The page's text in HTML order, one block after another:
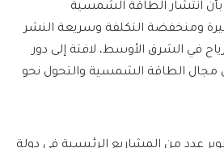
انتشار الطاقة الشمسية
ومنخفضة التكلفة وسريعة النشر
في الشرق الأوسط، لافتة إلى دور
مجال الطاقة الشمسية والتحول نحو